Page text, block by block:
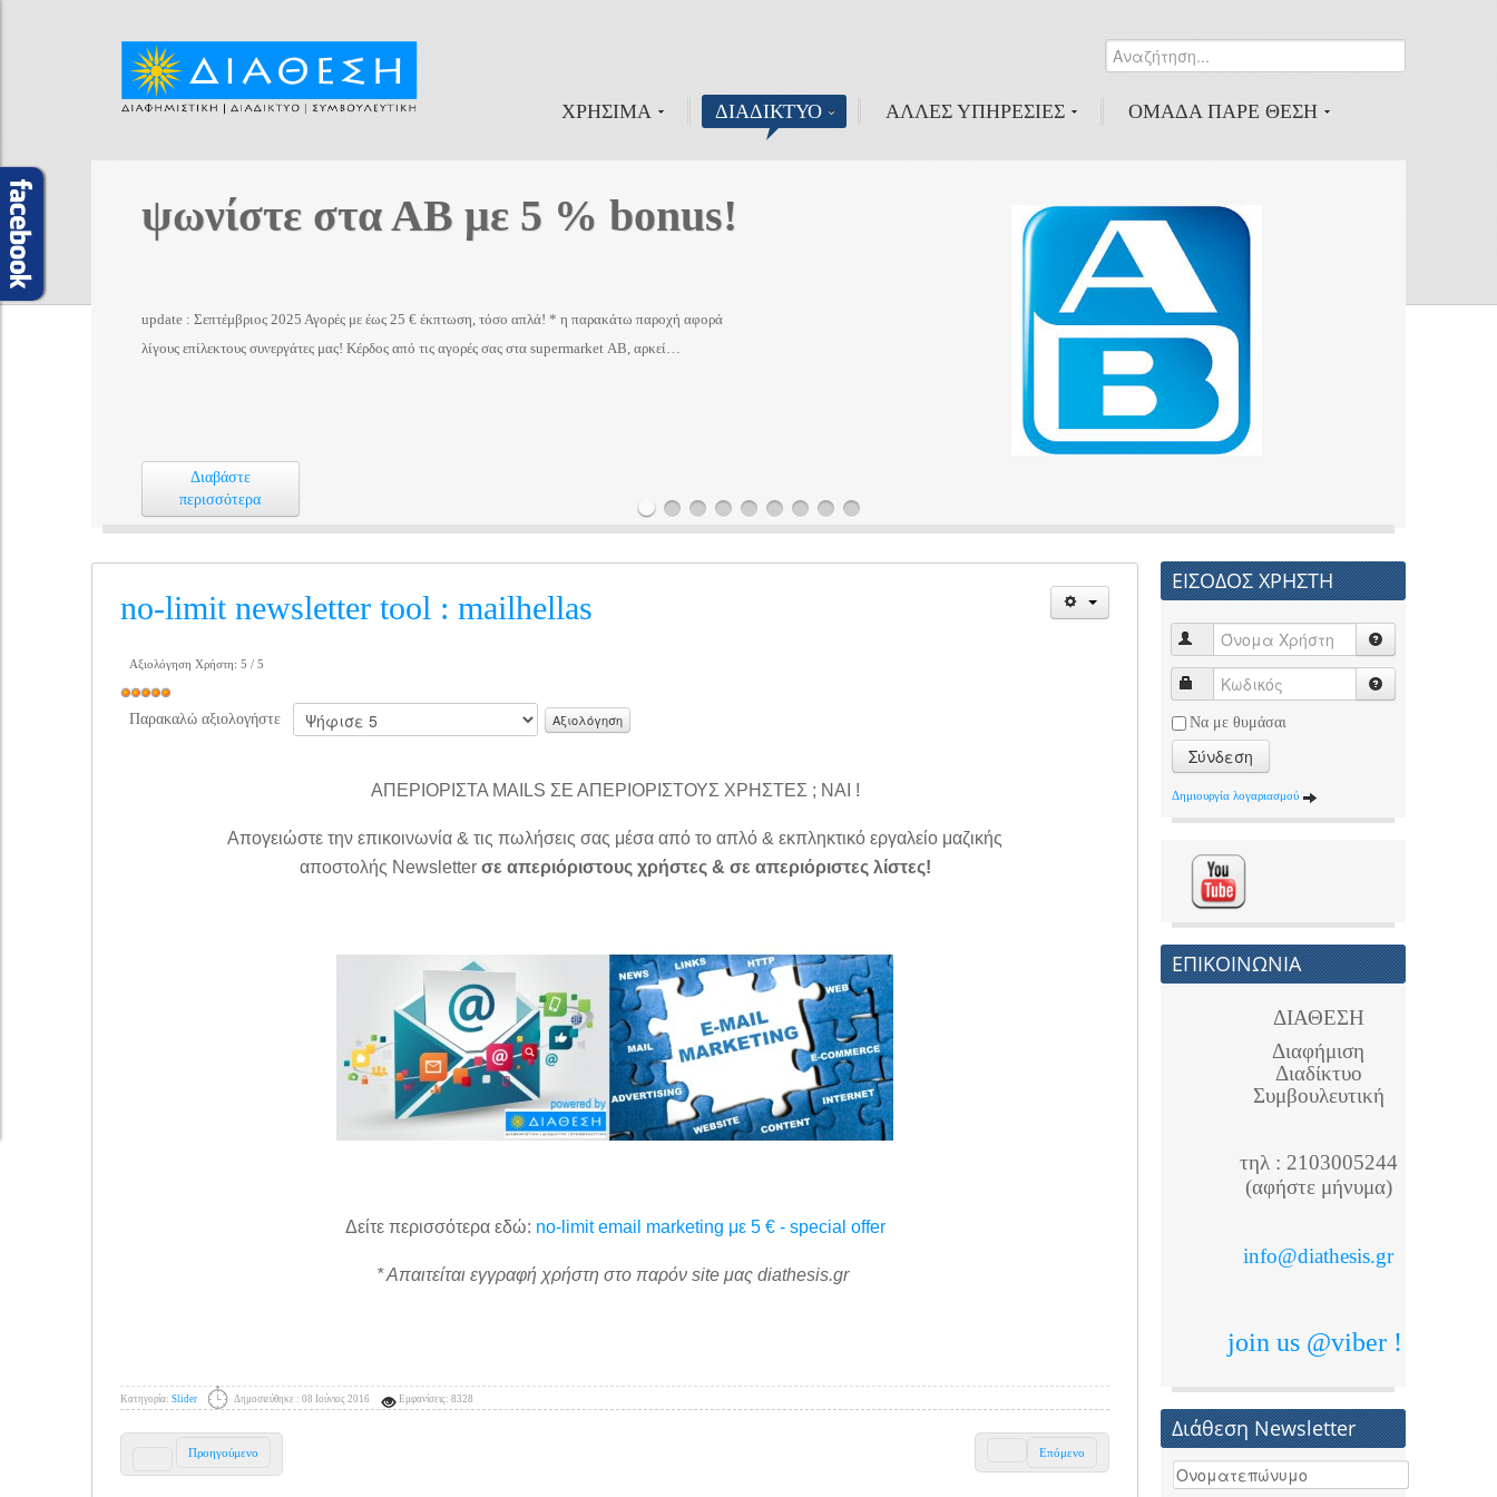
ΧΡΗΣΙΜΑ ΔΙΑΔΙΚΤΥΟ ΑΛΛΕΣ ΥΠΗΡΕΣΙΕΣ ΟΜΑΔΑ ΠΑΡΕ ΘΕΣΗ
ψωνίστε στα ΑΒ με 5 % bonus!
update : Σεπτέμβριος 2025 Αγορές με έως 25 € έκπτωση, τόσο απλά! * η παρακάτω παροχή αφορά
λίγους επίλεκτους συνεργάτες μας! Κέρδος από τις αγορές σας στα supermarket ΑΒ, αρκεί…
Διαβάστε
περισσότερα
no-limit newsletter tool : mailhellas
Αξιολόγηση Χρήστη: 5 / 5
Παρακαλώ αξιολογήστε
ΑΠΕΡΙΟΡΙΣΤΑ MAILS ΣΕ ΑΠΕΡΙΟΡΙΣΤΟΥΣ ΧΡΗΣΤΕΣ ; ΝΑΙ !
Απογειώστε την επικοινωνία & τις πωλήσεις σας μέσα από το απλό & εκπληκτικό εργαλείο μαζικής
αποστολής Newsletter σε απεριόριστους χρήστες & σε απεριόριστες λίστες!
Δείτε περισσότερα εδώ: no-limit email marketing με 5 € - special offer
* Απαιτείται εγγραφή χρήστη στο παρόν site μας diathesis.gr
Κατηγορία: Slider Δημοσιεύθηκε : 08 Ιούνιος 2016 Εμφανίσεις: 8328
Προηγούμενο Επόμενο
ΕΙΣΟΔΟΣ ΧΡΗΣΤΗ
Να με θυμάσαι
Σύνδεση
Δημιουργία λογαριασμού
ΕΠΙΚΟΙΝΩΝΙΑ
ΔΙΑΘΕΣΗ
Διαφήμιση
Διαδίκτυο
Συμβουλευτική
τηλ : 2103005244
(αφήστε μήνυμα)
info@diathesis.gr
join us @viber !
Διάθεση Newsletter